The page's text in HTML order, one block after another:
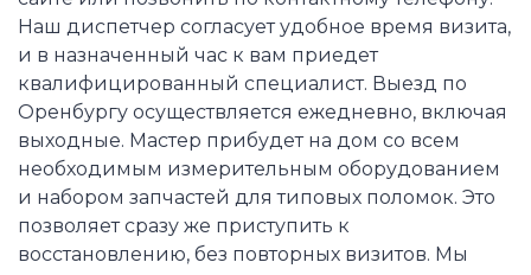
Наш диспетчер согласует удобное время визита,
и в назначенный час к вам приедет
квалифицированный специалист. Выезд по
Оренбургу осуществляется ежедневно, включая
выходные. Мастер прибудет на дом со всем
необходимым измерительным оборудованием
и набором запчастей для типовых поломок. Это
позволяет сразу же приступить к
восстановлению, без повторных визитов. Мы